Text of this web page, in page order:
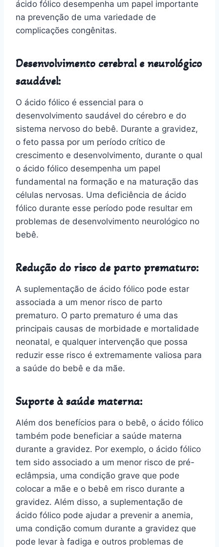
ácido fólico desempenha um papel importante
na prevenção de uma variedade de
complicações congênitas.
Desenvolvimento cerebral e neurológico
saudável:
O ácido fólico é essencial para o
desenvolvimento saudável do cérebro e do
sistema nervoso do bebê. Durante a gravidez,
o feto passa por um período crítico de
crescimento e desenvolvimento, durante o qual
o ácido fólico desempenha um papel
fundamental na formação e na maturação das
células nervosas. Uma deficiência de ácido
fólico durante esse período pode resultar em
problemas de desenvolvimento neurológico no
bebê.
Redução do risco de parto prematuro:
A suplementação de ácido fólico pode estar
associada a um menor risco de parto
prematuro. O parto prematuro é uma das
principais causas de morbidade e mortalidade
neonatal, e qualquer intervenção que possa
reduzir esse risco é extremamente valiosa para
a saúde do bebê e da mãe.
Suporte à saúde materna:
Além dos benefícios para o bebê, o ácido fólico
também pode beneficiar a saúde materna
durante a gravidez. Por exemplo, o ácido fólico
tem sido associado a um menor risco de pré-
eclâmpsia, uma condição grave que pode
colocar a mãe e o bebê em risco durante a
gravidez. Além disso, a suplementação de
ácido fólico pode ajudar a prevenir a anemia,
uma condição comum durante a gravidez que
pode levar à fadiga e outros problemas de